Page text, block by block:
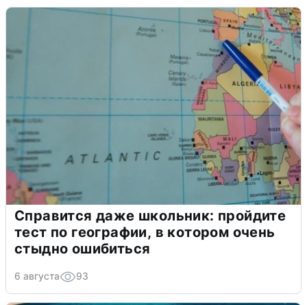
Справится даже школьник: пройдите
тест по географии, в котором очень
стыдно ошибиться
6 августа 93